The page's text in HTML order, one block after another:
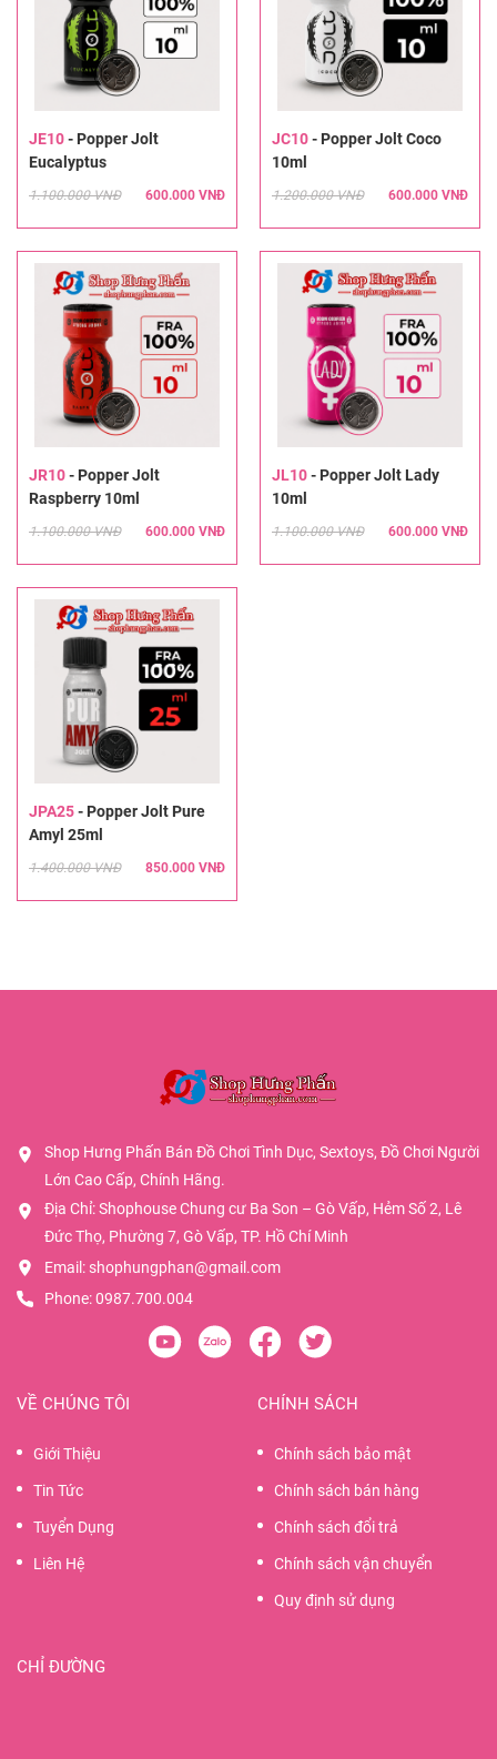
JE10- Popper Jolt
Eucalyptus
1.100.000 VNĐ 600.000 VNĐ
JC10- Popper Jolt Coco
10ml
1.200.000 VNĐ 600.000 VNĐ
JR10- Popper Jolt
Raspberry 10ml
1.100.000 VNĐ 600.000 VNĐ
JL10- Popper Jolt Lady
10ml
1.100.000 VNĐ 600.000 VNĐ
JPA25- Popper Jolt Pure
Amyl 25ml
1.400.000 VNĐ 850.000 VNĐ
Shop Hưng Phấn Bán Đồ Chơi Tình Dục, Sextoys, Đồ Chơi Người
Lớn Cao Cấp, Chính Hãng.
Địa Chỉ: Shophouse Chung cư Ba Son – Gò Vấp, Hẻm Số 2, Lê
Đức Thọ, Phường 7, Gò Vấp, TP. Hồ Chí Minh
Email: shophungphan@gmail.com
Phone:0987.700.004
VỀ CHÚNG TÔI
Giới Thiệu
Tin Tức
Tuyển Dụng
Liên Hệ
CHÍNH SÁCH
Chính sách bảo mật
Chính sách bán hàng
Chính sách đổi trả
Chính sách vận chuyển
Quy định sử dụng
CHỈ ĐƯỜNG